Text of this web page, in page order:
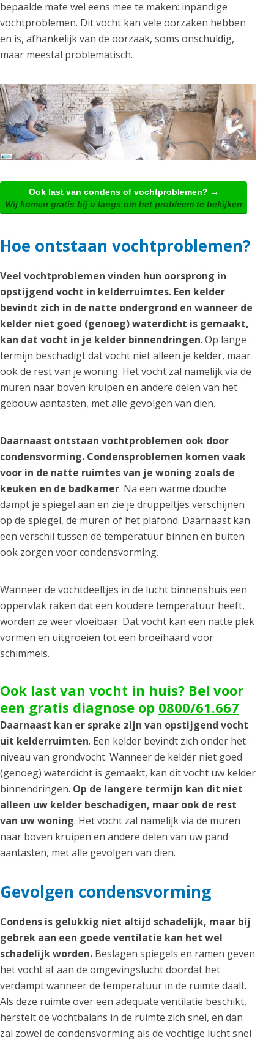
bepaalde mate wel eens mee te maken: inpandige
vochtproblemen. Dit vocht kan vele oorzaken hebben
en is, afhankelijk van de oorzaak, soms onschuldig,
maar meestal problematisch.
Ook last van condens of vochtproblemen? →
Wij komen gratis bij u langs om het probleem te bekijken
Hoe ontstaan vochtproblemen?
Veel vochtproblemen vinden hun oorsprong in
opstijgend vocht in kelderruimtes. Een kelder
bevindt zich in de natte ondergrond en wanneer de
kelder niet goed (genoeg) waterdicht is gemaakt,
kan dat vocht in je kelder binnendringen. Op lange
termijn beschadigt dat vocht niet alleen je kelder, maar
ook de rest van je woning. Het vocht zal namelijk via de
muren naar boven kruipen en andere delen van het
gebouw aantasten, met alle gevolgen van dien.
Daarnaast ontstaan vochtproblemen ook door
condensvorming. Condensproblemen komen vaak
voor in de natte ruimtes van je woning zoals de
keuken en de badkamer. Na een warme douche
dampt je spiegel aan en zie je druppeltjes verschijnen
op de spiegel, de muren of het plafond. Daarnaast kan
een verschil tussen de temperatuur binnen en buiten
ook zorgen voor condensvorming.
Wanneer de vochtdeeltjes in de lucht binnenshuis een
oppervlak raken dat een koudere temperatuur heeft,
worden ze weer vloeibaar. Dat vocht kan een natte plek
vormen en uitgroeien tot een broeihaard voor
schimmels.
Ook last van vocht in huis? Bel voor
een gratis diagnose op 0800/61.667
Daarnaast kan er sprake zijn van opstijgend vocht
uit kelderruimten. Een kelder bevindt zich onder het
niveau van grondvocht. Wanneer de kelder niet goed
(genoeg) waterdicht is gemaakt, kan dit vocht uw kelder
binnendringen. Op de langere termijn kan dit niet
alleen uw kelder beschadigen, maar ook de rest
van uw woning. Het vocht zal namelijk via de muren
naar boven kruipen en andere delen van uw pand
aantasten, met alle gevolgen van dien.
Gevolgen condensvorming
Condens is gelukkig niet altijd schadelijk, maar bij
gebrek aan een goede ventilatie kan het wel
schadelijk worden. Beslagen spiegels en ramen geven
het vocht af aan de omgevingslucht doordat het
verdampt wanneer de temperatuur in de ruimte daalt.
Als deze ruimte over een adequate ventilatie beschikt,
herstelt de vochtbalans in de ruimte zich snel, en dan
zal zowel de condensvorming als de vochtige lucht snel